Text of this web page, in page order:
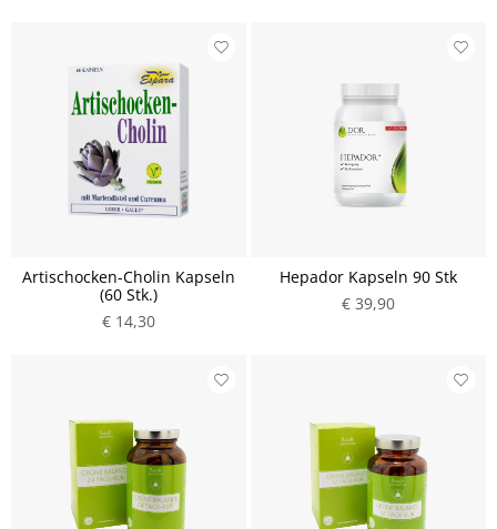
Artischocken-Cholin Kapseln
(60 Stk.)
€ 14,30
Hepador Kapseln 90 Stk
€ 39,90